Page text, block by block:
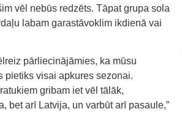
vēl nebūs redzēts. Tāpat grupa sola
labam garastāvoklim ikdienā vai
pārliecinājāmies, ka mūsu
pietiks visai apkures sezonai.
gribam iet vēl tālāk,
bet arī Latvija, un varbūt arī pasaule,”